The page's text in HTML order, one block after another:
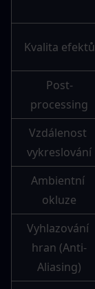
Kvalita efektů
Post-
processing
Vzdálenost
vykreslování
Ambientní
okluze
Vyhlazování
hran (Anti-
Aliasing)